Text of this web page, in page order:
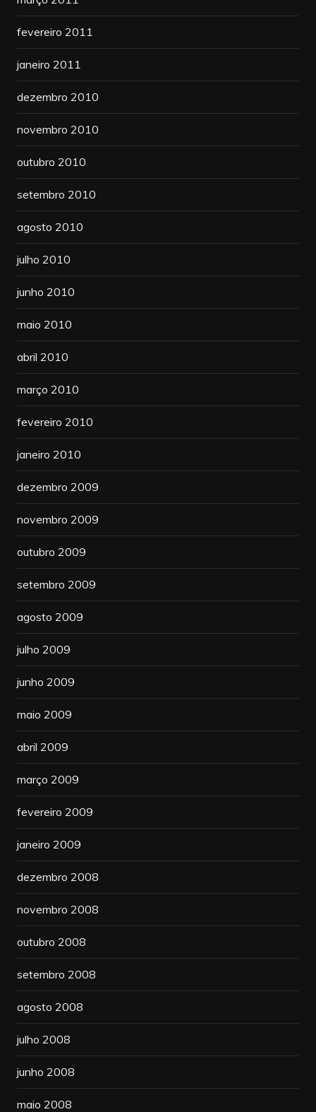
fevereiro 2011
janeiro 2011
dezembro 2010
novembro 2010
outubro 2010
setembro 2010
agosto 2010
julho 2010
junho 2010
maio 2010
abril 2010
março 2010
fevereiro 2010
janeiro 2010
dezembro 2009
novembro 2009
outubro 2009
setembro 2009
agosto 2009
julho 2009
junho 2009
maio 2009
abril 2009
março 2009
fevereiro 2009
janeiro 2009
dezembro 2008
novembro 2008
outubro 2008
setembro 2008
agosto 2008
julho 2008
junho 2008
maio 2008